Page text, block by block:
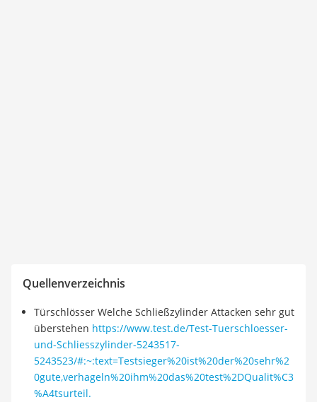
Quellenverzeichnis
Türschlösser Welche Schließzylinder Attacken sehr gut
überstehen https://www.test.de/Test-Tuerschloesser-
und-Schliesszylinder-5243517-
5243523/#:~:text=Testsieger%20ist%20der%20sehr%2
0gute,verhageln%20ihm%20das%20test%2DQualit%C3
%A4tsurteil.